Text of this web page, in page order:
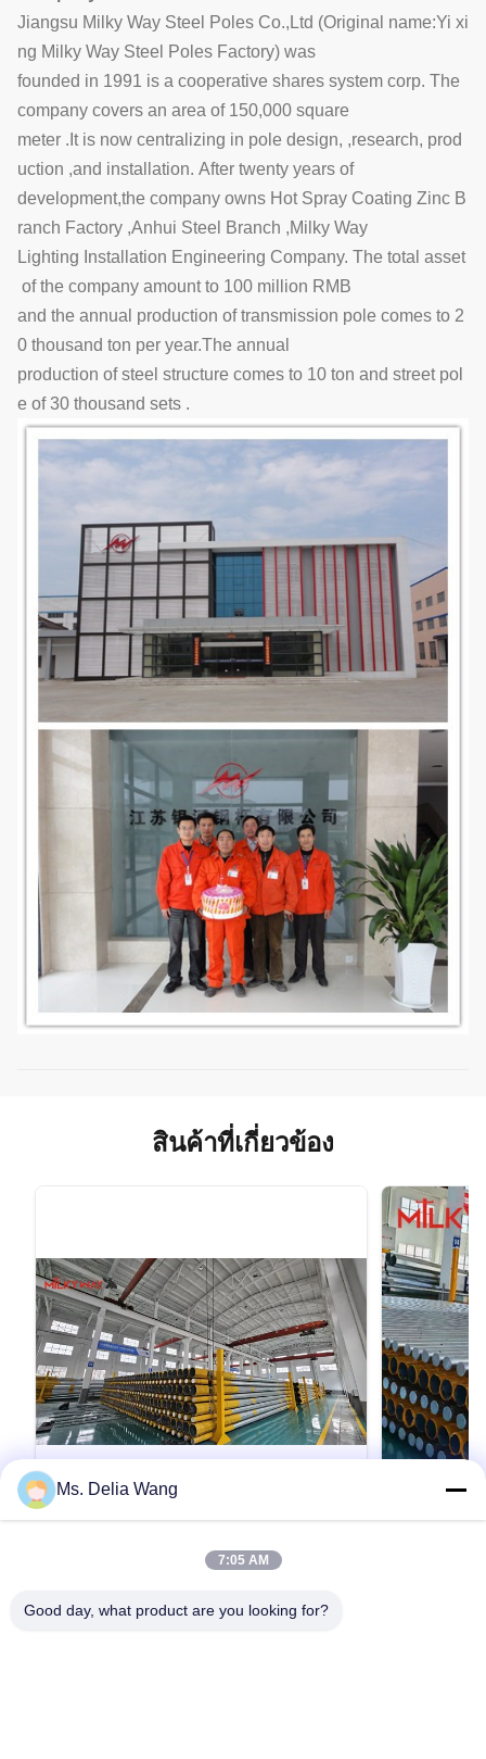
Jiangsu Milky Way Steel Poles Co.,Ltd (Original name:Yi xi
ng Milky Way Steel Poles Factory) was
founded in 1991 is a cooperative shares system corp. The
company covers an area of 150,000 square
meter .It is now centralizing in pole design, ,research, prod
uction ,and installation. After twenty years of
development,the company owns Hot Spray Coating Zinc B
ranch Factory ,Anhui Steel Branch ,Milky Way
Lighting Installation Engineering Company. The total asset
of the company amount to 100 million RMB
and the annual production of transmission pole comes to 2
0 thousand ton per year.The annual
production of steel structure comes to 10 ton and street pol
e of 30 thousand sets .
สินค้าที่เกี่ยวข้อง
Tobago Distribution Pole
is a versatile, strong, and corrosion-resistant
Ms. Delia Wang
7:05 AM
Good day, what product are you looking for?